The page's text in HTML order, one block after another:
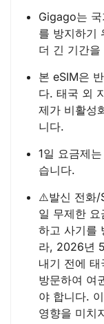
Gigago는
를 방지하기
더 긴 기간
본 eSIM은
다. 태국 외
제가 비활성
니다.
1일 요금제
습니다.
⚠️발신 전화/
일 무제한
하고 사기를
라, 2026년
내기 전에
방문하여 여
야 합니다.
영향을 미치